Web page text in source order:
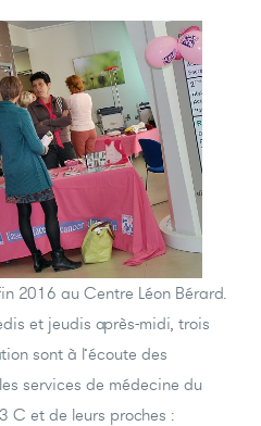
2016 au Centre Léon Bérard.
et jeudis après-midi, trois
sont à l’écoute des
services de médecine du
C et de leurs proches :